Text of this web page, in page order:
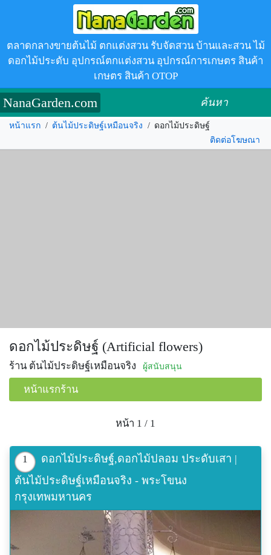
ตลาดกลางขายต้นไม้ ตกแต่งสวน รับจัดสวน บ้านและสวน ไม้
ดอกไม้ประดับ อุปกรณ์ตกแต่งสวน อุปกรณ์การเกษตร สินค้า
เกษตร สินค้า OTOP
NanaGarden.com ค้นหา
หน้าแรก / ต้นไม้ประดิษฐ์เหมือนจริง / ดอกไม้ประดิษฐ์
ติดต่อโฆษณา
ดอกไม้ประดิษฐ์ (Artificial flowers)
ร้าน ต้นไม้ประดิษฐ์เหมือนจริง ผู้สนับสนุน
หน้าแรกร้าน
หน้า 1 / 1
1
ดอกไม้ประดิษฐ์,ดอกไม้ปลอม ประดับเสา |
ต้นไม้ประดิษฐ์เหมือนจริง - พระโขนง
กรุงเทพมหานคร